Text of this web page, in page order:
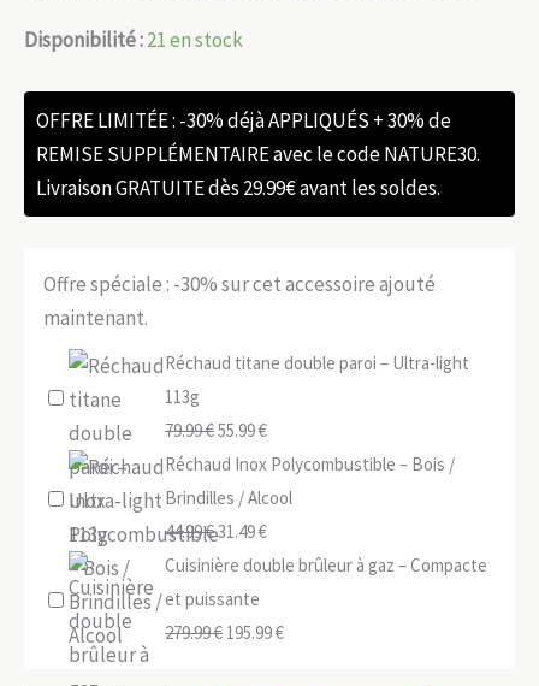
Disponibilité :21 en stock
OFFRE LIMITÉE : -30% déjà APPLIQUÉS + 30% de
REMISE SUPPLÉMENTAIRE avec le code NATURE30.
Livraison GRATUITE dès 29.99€ avant les soldes.
Offre spéciale : -30% sur cet accessoire ajouté
maintenant.
Réchaud titane double paroi – Ultra-light
113g
79.99€Le
prix
initial
était :
79.99 €.
55.99€Le
prix
actuel
est :
55.99 €.
Réchaud Inox Polycombustible – Bois /
Brindilles / Alcool
44.99€Le
prix
initial
était :
31.49€Le
prix
est :
Cuisinière double brûleur à gaz – Compacte
et puissante
279.99€ Le
195.99€Le